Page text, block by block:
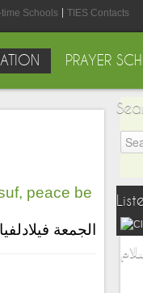
Schools TIES Contacts
PRAYER
peace be
الجمعة فيلادلفيا 7 جمادى الأولى 1444 هجريه - 2 ك1 2022 ر